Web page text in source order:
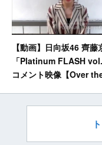
【動画】日向坂46 齊藤
「Platinum FLASH
コメント映像【Over